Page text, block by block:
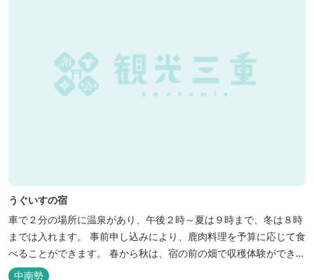
うぐいすの宿
車で２分の場所に温泉があり、午後２時～夏は９時まで、冬は８時
までは入れます。 事前申し込みにより、鹿肉料理を予算に応じて食
べることができます。 春から秋は、宿の前の畑で収穫体験ができ、
その野菜で夕食もできます。
中南勢